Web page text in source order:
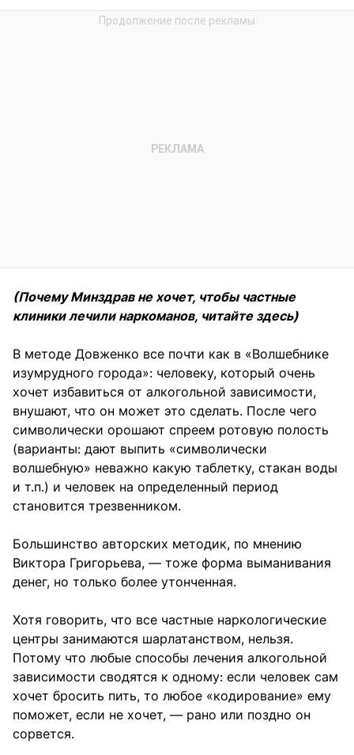
(Почему Минздрав не хочет, чтобы частные
клиники лечили наркоманов, читайте здесь)
В методе Довженко все почти как в «Волшебнике
изумрудного города»: человеку, который очень
хочет избавиться от алкогольной зависимости,
внушают, что он может это сделать. После чего
символически орошают спреем ротовую полость
(варианты: дают выпить «символически
волшебную» неважно какую таблетку, стакан воды
и т.п.) и человек на определенный период
становится трезвенником.
Большинство авторских методик, по мнению
Виктора Григорьева, — тоже форма выманивания
денег, но только более утонченная.
Хотя говорить, что все частные наркологические
центры занимаются шарлатанством, нельзя.
Потому что любые способы лечения алкогольной
зависимости сводятся к одному: если человек сам
хочет бросить пить, то любое «кодирование» ему
поможет, если не хочет, — рано или поздно он
сорвется.